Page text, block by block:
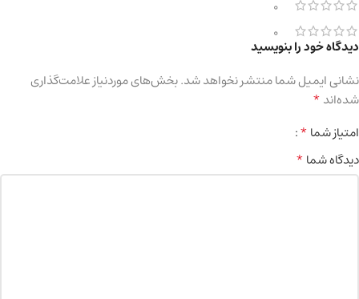
0
0
دیدگاه خود را بنویسید
نشانی ایمیل شما منتشر نخواهد شد.بخش‌های موردنیاز علامت‌گذاری
شده‌اند*
امتیاز شما*
دیدگاه شما*